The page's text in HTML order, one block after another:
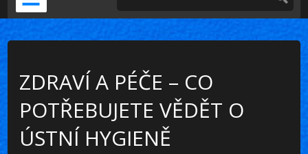
KERAMICKÁ KORUNKA
VENEERS
PSÍ ZUBNÍ BOLEST
ZDRAVÍ A PÉČE – CO
POTŘEBUJETE VĚDĚT O
ÚSTNÍ HYGIENĚ